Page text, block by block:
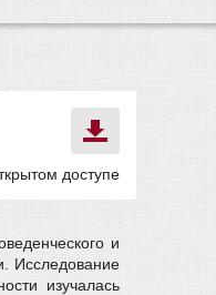
доступе
и
Исследование
изучалась